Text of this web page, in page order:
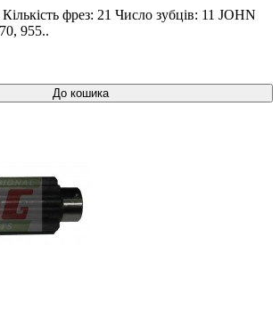
фрез: 21 Число зубців: 11 JOHN
955..
До кошика